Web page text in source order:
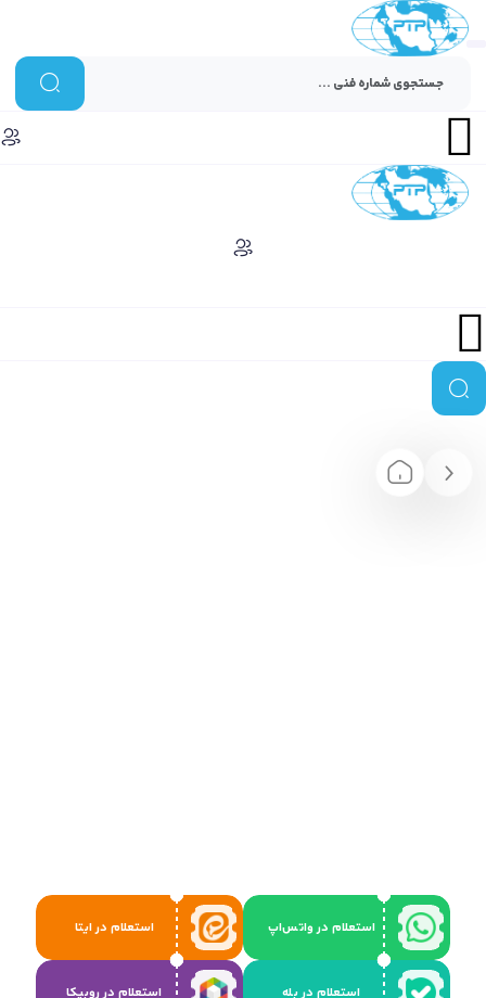
استعلام در واتس‌اپ استعلام در ایتا
استعلام در بله استعلام در روبیکا